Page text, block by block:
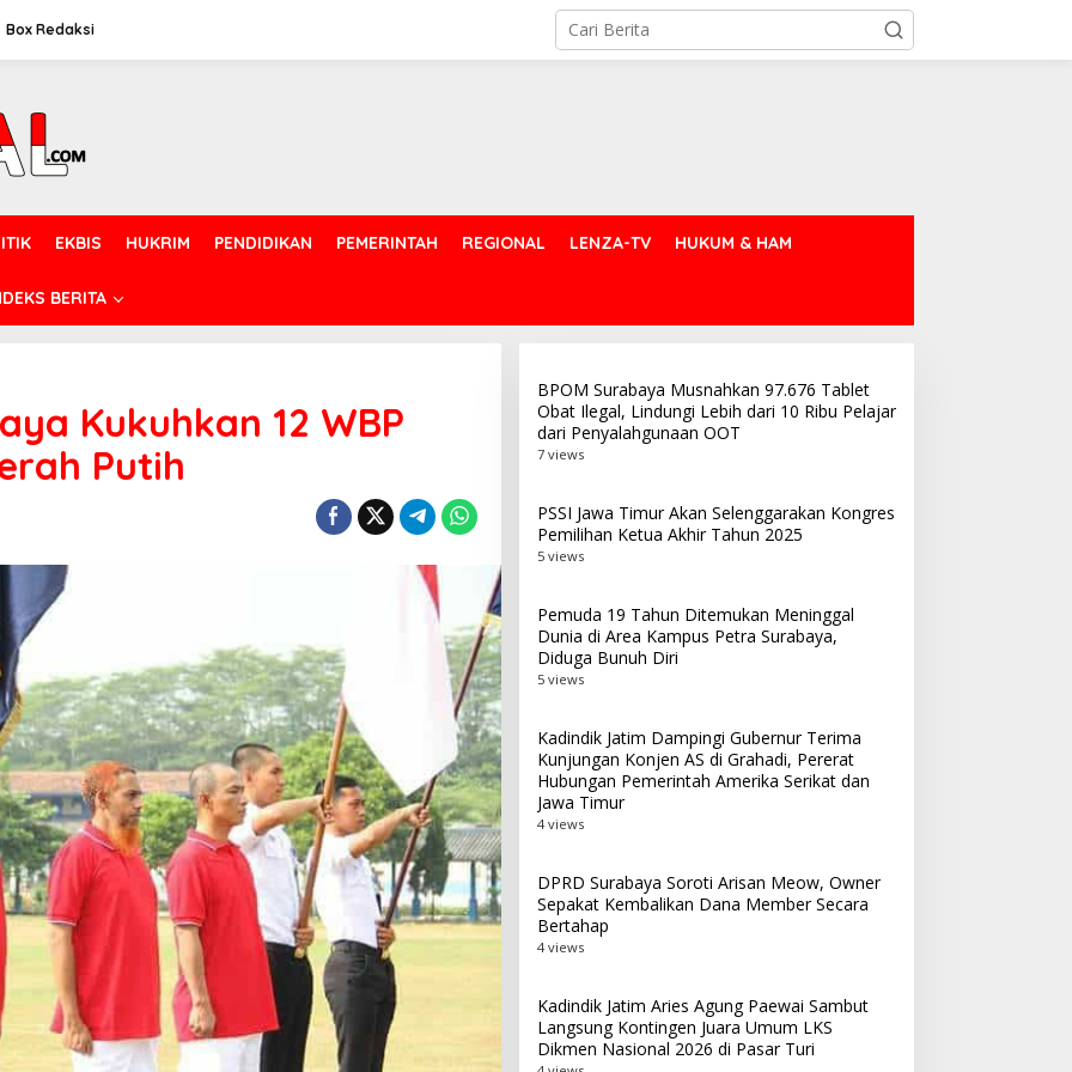
Box Redaksi
EKBIS HUKRIM PENDIDIKAN PEMERINTAH REGIONAL LENZA-TV HUKUM & HAM
BERITA
Kukuhkan 12 WBP
Putih
BPOM Surabaya Musnahkan 97.676 Tablet
Obat Ilegal, Lindungi Lebih dari 10 Ribu Pelajar
dari Penyalahgunaan OOT
7 views
PSSI Jawa Timur Akan Selenggarakan Kongres
Pemilihan Ketua Akhir Tahun 2025
5 views
Pemuda 19 Tahun Ditemukan Meninggal
Dunia di Area Kampus Petra Surabaya,
Diduga Bunuh Diri
5 views
Kadindik Jatim Dampingi Gubernur Terima
Kunjungan Konjen AS di Grahadi, Pererat
Hubungan Pemerintah Amerika Serikat dan
Jawa Timur
4 views
DPRD Surabaya Soroti Arisan Meow, Owner
Sepakat Kembalikan Dana Member Secara
Bertahap
4 views
Kadindik Jatim Aries Agung Paewai Sambut
Langsung Kontingen Juara Umum LKS
Dikmen Nasional 2026 di Pasar Turi